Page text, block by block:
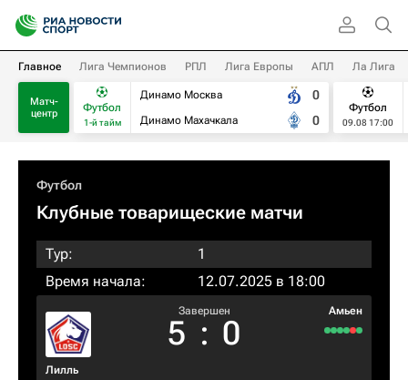
Главное Лига Чемпионов РПЛ Лига Европы АПЛ Ла Лига
Матч-
центр
Футбол
1-й тайм
Динамо Москва
Динамо Махачкала
0
0
Футбол
09.08 17:00
Футбол
Клубные товарищеские матчи
Тур:
1
Время начала:
12.07.2025 в 18:00
Лилль
Завершен
5 : 0
Амьен